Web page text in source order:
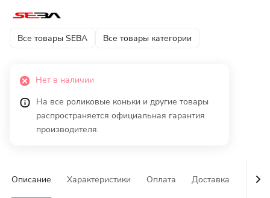
Все товары SEBA Все товары категории
Нет в наличии
На все роликовые коньки и другие товары
распространяется официальная гарантия
производителя.
Описание Характеристики Оплата Доставка